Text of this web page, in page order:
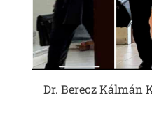
Dr. Berecz Kálmán